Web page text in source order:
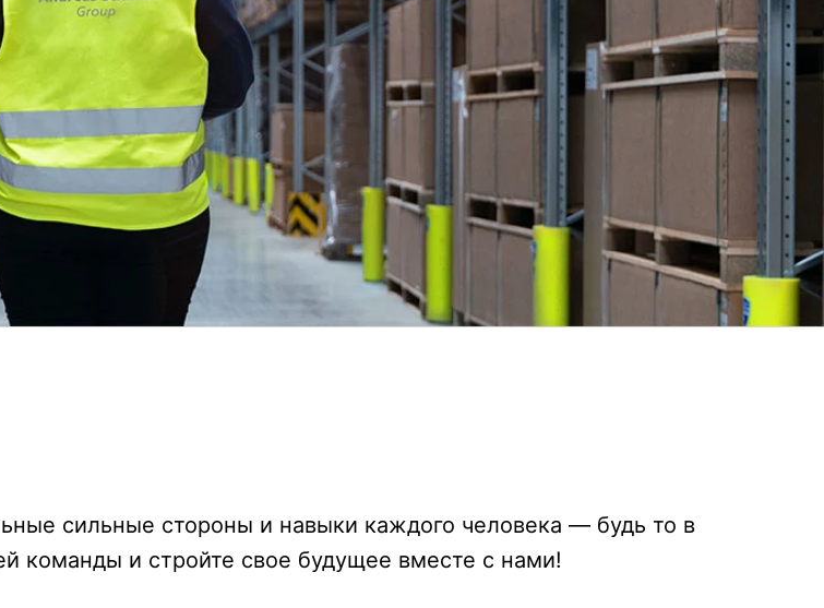
сильные стороны и навыки каждого человека — будь то в
команды и стройте свое будущее вместе с нами!